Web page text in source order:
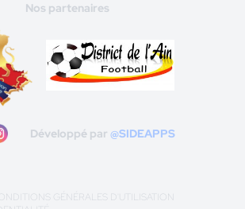
Nos partenaires
Développé par @SIDEAPPS
GÉNÉRALES D'UTILISATION